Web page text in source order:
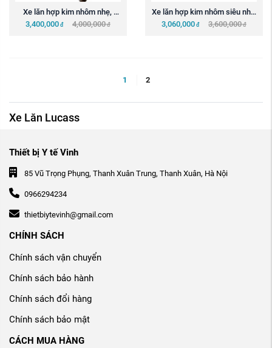
Xe lăn hợp kim nhôm nhẹ,
rộng LUCASS X68L
3,400,000 đ 4,000,000 đ
Xe lăn hợp kim nhôm siêu nhẹ
mới tay lật sau, ...
3,060,000 đ 3,600,000 đ
1 2
Xe Lăn Lucass
Thiết bị Y tế Vinh
85 Vũ Trọng Phụng, Thanh Xuân Trung, Thanh Xuân, Hà Nội
0966294234
thietbiytevinh@gmail.com
CHÍNH SÁCH
Chính sách vận chuyển
Chính sách bảo hành
Chính sách đổi hàng
Chính sách bảo mật
CÁCH MUA HÀNG